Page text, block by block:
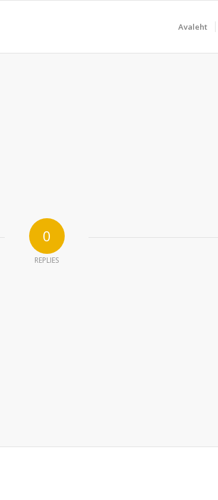
Avaleht
0
REPLIES